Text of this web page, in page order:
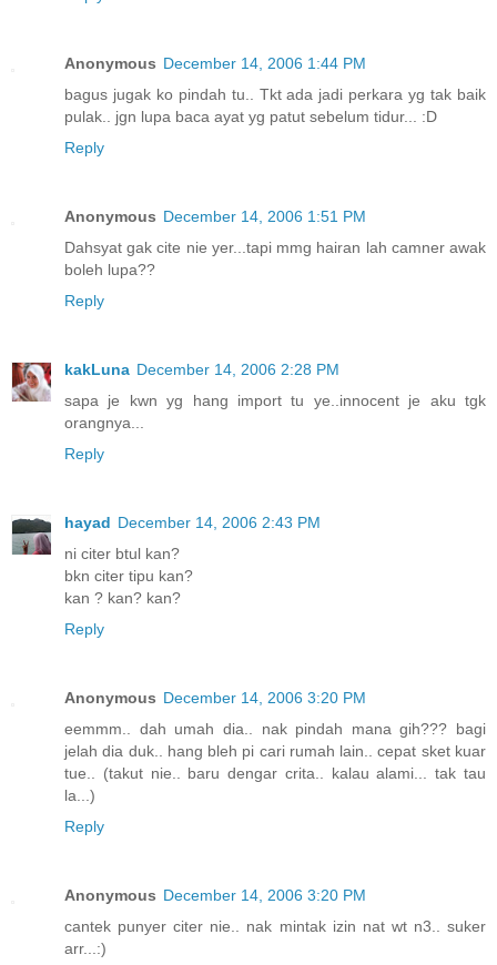
Anonymous December 14, 2006 1:44 PM
bagus jugak ko pindah tu.. Tkt ada jadi perkara yg tak baik
pulak.. jgn lupa baca ayat yg patut sebelum tidur... :D
Reply
Anonymous December 14, 2006 1:51 PM
Dahsyat gak cite nie yer...tapi mmg hairan lah camner awak
boleh lupa??
Reply
kakLuna December 14, 2006 2:28 PM
sapa je kwn yg hang import tu ye..innocent je aku tgk
orangnya...
Reply
hayad December 14, 2006 2:43 PM
ni citer btul kan?
bkn citer tipu kan?
kan ? kan? kan?
Reply
Anonymous December 14, 2006 3:20 PM
eemmm.. dah umah dia.. nak pindah mana gih??? bagi
jelah dia duk.. hang bleh pi cari rumah lain.. cepat sket kuar
tue.. (takut nie.. baru dengar crita.. kalau alami... tak tau
la...)
Reply
Anonymous December 14, 2006 3:20 PM
cantek punyer citer nie.. nak mintak izin nat wt n3.. suker
arr...:)